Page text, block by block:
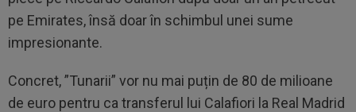
pe Emirates, însă doar în schimbul unei sume
impresionante.
Concret, ”Tunarii” vor nu mai puțin de 80 de milioane
de euro pentru ca transferul lui Calafiori la Real Madrid